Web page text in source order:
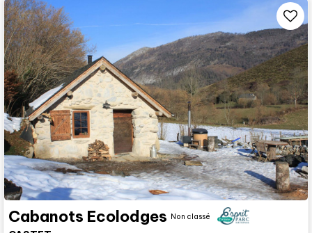
Cabanots Ecolodges Non classé